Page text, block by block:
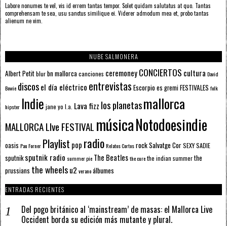
Labore nonumes te vel, vis id errem tantas tempor. Solet quidam salutatus at quo. Tantas
comprehensam te sea, usu sanctus similique ei. Viderer admodum mea et, probo tantas
alienum ne vim.
NUBE SALMONERA
Albert Petitblurbn mallorcacanciones ceremoneyCONCIERTOS cultura David
Bowie discosel día eléctrico entrevistas Escorpioes gremiFESTIVALES folk
hipster Indie jane yo l.a. Lava fizz los planetasmallorca
MALLORCA LIve FESTIVAL músicaNotodoesindie
oasis Pau Forner Playlist pop radioRelatos CortosrockSalvatge CorSEXY SADIE
sputnik sputnik radio summer pie The Beatlesthe curethe indian summerthe
prussians the wheelsu2 veranoálbumes
ENTRADAS RECIENTES
Del pogo británico al ‘mainstream’ de masas: el Mallorca Live
Occident borda su edición más mutante y plural.